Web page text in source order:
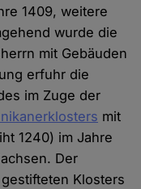
1409, weitere
wurde die
mit Gebäuden
erfuhr die
im Zuge der
mit
1240) im Jahre
Der
Klosters